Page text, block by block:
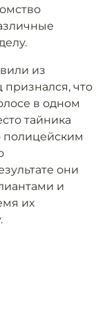
из
признался, что
в одном
тайника
полицейским
они
и
их